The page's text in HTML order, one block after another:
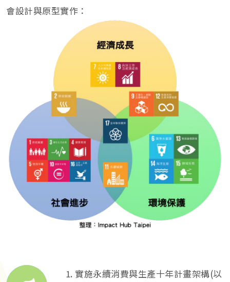
會設計與原型實作：
實施永續消費與生產十年計畫架構(以